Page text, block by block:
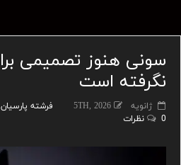
نگرفته است
ژانویه 5TH, 2026 فرشته پارسیان
0 نظرات